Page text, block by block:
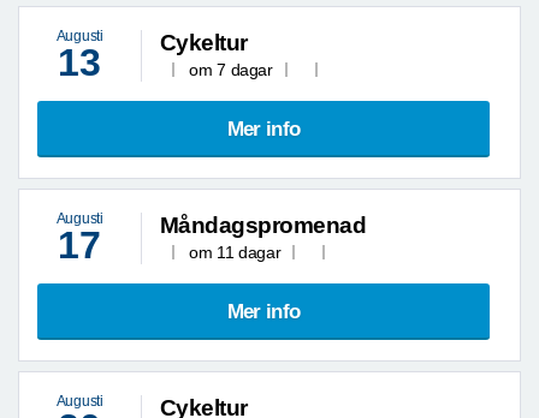
Augusti
13 Cykeltur
om 7 dagar
Mer info
Augusti
17 Måndagspromenad
om 11 dagar
Mer info
Augusti Cykeltur